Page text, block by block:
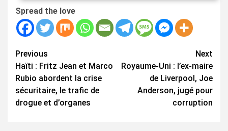
Spread the love
Continue
Reading
Previous
Haïti : Fritz Jean et Marco
Rubio abordent la crise
sécuritaire, le trafic de
drogue et d’organes
Next
Royaume-Uni : l’ex-maire
de Liverpool, Joe
Anderson, jugé pour
corruption